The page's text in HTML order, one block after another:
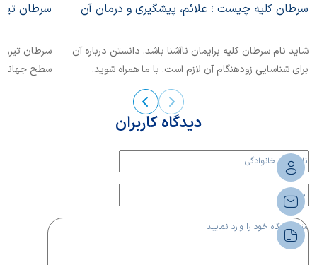
سرطان کلیه چیست ؛ علائم، پیشگیری و درمان آن
شاید نام سرطان کلیه برایمان ناآشنا باشد. دانستن درباره آن
برای شناسایی زودهنگام آن لازم است. با ما همراه شوید.
سرطان
سرطان
سطح جهانی
دیدگاه کاربران